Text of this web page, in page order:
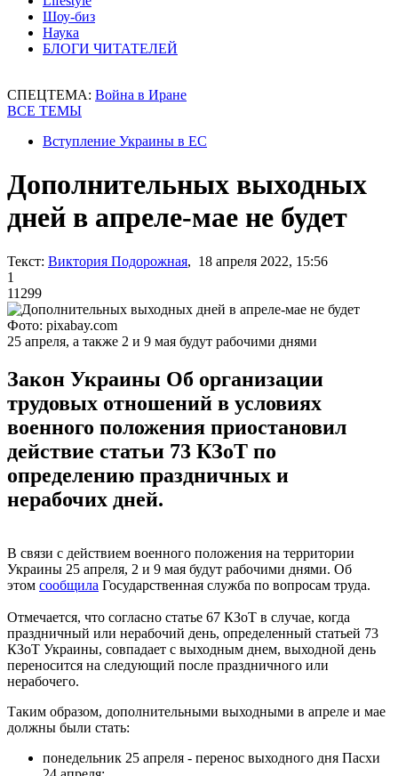
Шоу-биз
Наука
БЛОГИ ЧИТАТЕЛЕЙ
СПЕЦТЕМА: Война в Иране
ВСЕ ТЕМЫ
Вступление Украины в ЕС
Дополнительных выходных
дней в апреле-мае не будет
Текст: Виктория Подорожная, 18 апреля 2022, 15:56
1
11299
Фото: pixabay.com
25 апреля, а также 2 и 9 мая будут рабочими днями
Закон Украины Об организации
трудовых отношений в условиях
военного положения приостановил
действие статьи 73 КЗоТ по
определению праздничных и
нерабочих дней.
В связи с действием военного положения на территории
Украины 25 апреля, 2 и 9 мая будут рабочими днями. Об
этом сообщила Государственная служба по вопросам труда.
Отмечается, что согласно статье 67 КЗоТ в случае, когда
праздничный или нерабочий день, определенный статьей 73
КЗоТ Украины, совпадает с выходным днем, выходной день
переносится на следующий после праздничного или
нерабочего.
Таким образом, дополнительными выходными в апреле и мае
должны были стать:
понедельник 25 апреля - перенос выходного дня Пасхи